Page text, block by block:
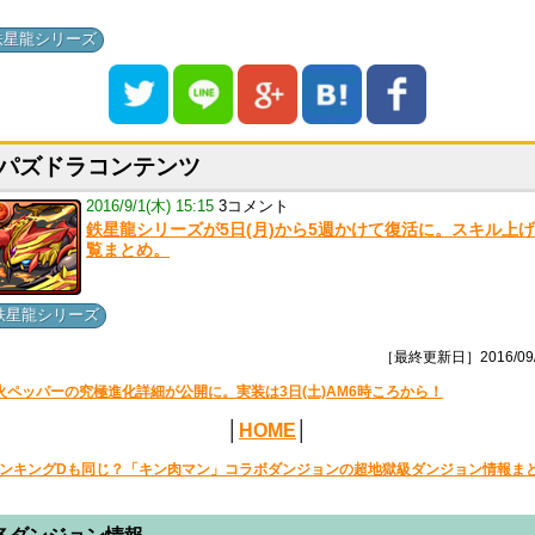
星龍シリーズ
ズドラコンテンツ
2016/9/1(木) 15:15 3コメント
鉄星龍シリーズが5日(月)から5週かけて復活に。スキル上
覧まとめ。
星龍シリーズ
［最終更新日］2016/
ペッパーの究極進化詳細が公開に。実装は3日(土)AM6時ころから！
HOME
キングDも同じ？「キン肉マン」コラボダンジョンの超地獄級ダンジョン情報ま